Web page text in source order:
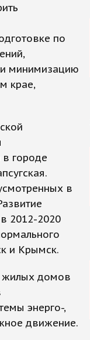
по
минимизацию
крае,
городе
в
2012-2020
и Крымск.
жилых домов
энерго-,
движение.